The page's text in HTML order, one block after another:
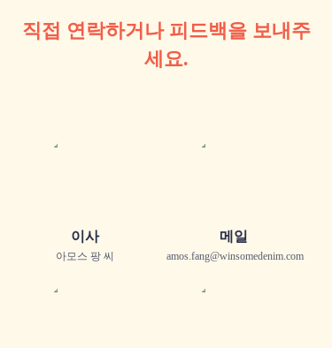
직접 연락하거나 피드백을 보내주
세요.
이사
아모스 팡 씨
메일
amos.fang@winsomedenim.com